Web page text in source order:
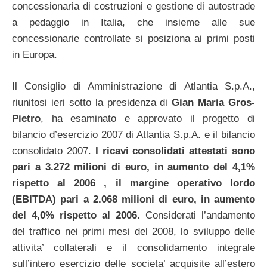
concessionaria di costruzioni e gestione di autostrade
a pedaggio in Italia, che insieme alle sue
concessionarie controllate si posiziona ai primi posti
in Europa.
Il Consiglio di Amministrazione di Atlantia S.p.A.,
riunitosi ieri sotto la presidenza diGian Maria Gros-
Pietro, ha esaminato e approvato il progetto di
bilancio d’esercizio 2007 di Atlantia S.p.A. e il bilancio
consolidato 2007. I ricavi consolidati attestati sono
pari a 3.272 milioni di euro, in aumento del 4,1%
rispetto al 2006 , il margine operativo lordo
(EBITDA) pari a 2.068 milioni di euro, in aumento
del 4,0% rispetto al 2006. Considerati l’andamento
del traffico nei primi mesi del 2008, lo sviluppo delle
attivita’ collaterali e il consolidamento integrale
sull’intero esercizio delle societa’ acquisite all’estero